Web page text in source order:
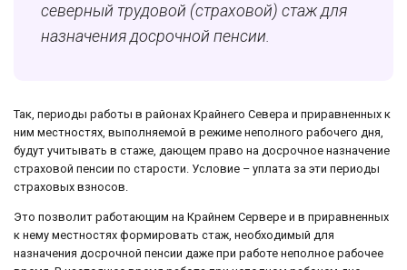
северный трудовой (страховой) стаж для
назначения досрочной пенсии.
Так, периоды работы в районах Крайнего Севера и приравненных к
ним местностях, выполняемой в режиме неполного рабочего дня,
будут учитывать в стаже, дающем право на досрочное назначение
страховой пенсии по старости. Условие – уплата за эти периоды
страховых взносов.
Это позволит работающим на Крайнем Сервере и в приравненных
к нему местностях формировать стаж, необходимый для
назначения досрочной пенсии даже при работе неполное рабочее